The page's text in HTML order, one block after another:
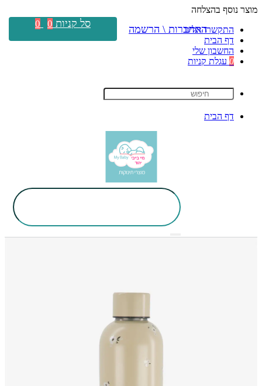
מוצר נוסף בהצלחה
התקשרו אלינו
דף הבית
החשבון שלי
0 עגלת קניות
דף הבית
התחברות \ הרשמה סל קניות 0
0